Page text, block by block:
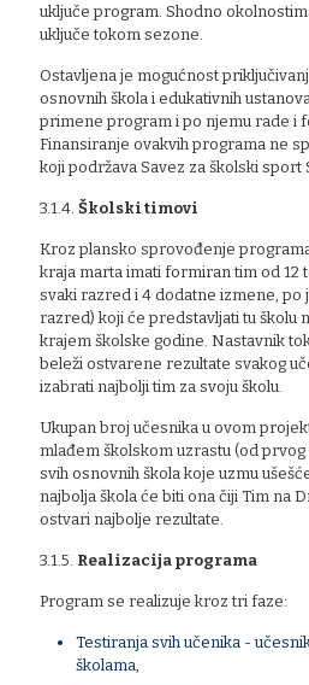
uključe program. Shodno
uključe tokom sezone.
Ostavljena je mogućnost
osnovnih škola i edukativnih
primene program i po njemu rade i
Finansiranje ovakvih programa ne
koji podržava Savez za školski sport
3.1.4. Školski timovi
Kroz plansko sprovođenje
kraja marta imati formiran tim od 12
svaki razred i 4 dodatne izmene, po
razred) koji će predstavljati tu školu
krajem školske godine. Nastavnik
beleži ostvarene rezultate svakog
izabrati najbolji tim za svoju školu.
Ukupan broj učesnika u ovom
mlađem školskom uzrastu (od
svih osnovnih škola koje uzmu
najbolja škola će biti ona čiji Tim na
ostvari najbolje rezultate.
3.1.5. Realizacija programa
Program se realizuje kroz tri faze:
Testiranja svih učenika -
školama,